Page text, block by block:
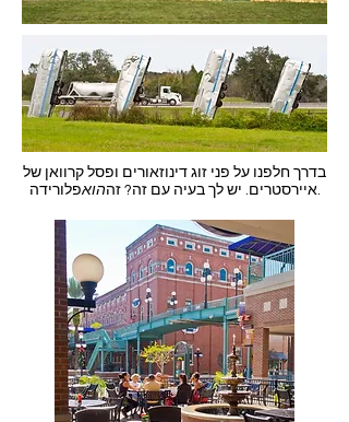
בדרך חלפנו על פני זוג דינוזאורים ופסל קרוואן של
איירסטרים. יש לך בעיה עם זה? זההוא פלורידה.